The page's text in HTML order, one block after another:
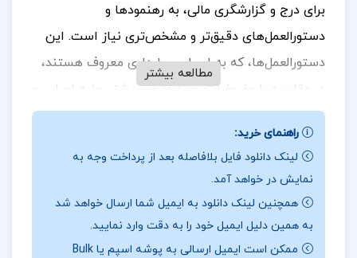
برای درج و گزارشگری مالی، به رهنمودها و
دستورالعمل‌های دقیق‌تر و مشخص‌تری نیاز است. این
دستورالعمل‌ها، که به اصول حسابداری معروف هستند،
در مقایسه با مفروضات حسابداری، بیشتر جنبه اجرایی و
کاربردی دارند.جهت خرید فایل های بیشترپروژه کدهرا
دنبال کنید.
درباره نویسنده جزوه اصول حسابداری و هزینه یابی :
توجه به اصول و مفروضات، حسابداران می‌توانند
مطالعه بیشتر
راهنمای خرید:
لینک دانلود فایل بلافاصله بعد از پرداخت وجه به
نمایش در خواهد آمد.
همچنین لینک دانلود به ایمیل شما ارسال خواهد شد
به همین دلیل ایمیل خود را به دقت وارد نمایید.
ممکن است ایمیل ارسالی به پوشه اسپم یا Bulk